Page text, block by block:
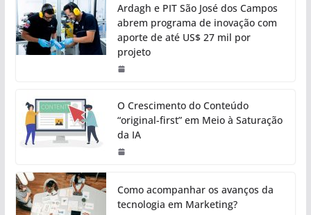
Ardagh e PIT São José dos Campos
abrem programa de inovação com
aporte de até US$ 27 mil por
projeto
O Crescimento do Conteúdo
“original-first” em Meio à Saturação
da IA
Como acompanhar os avanços da
tecnologia em Marketing?